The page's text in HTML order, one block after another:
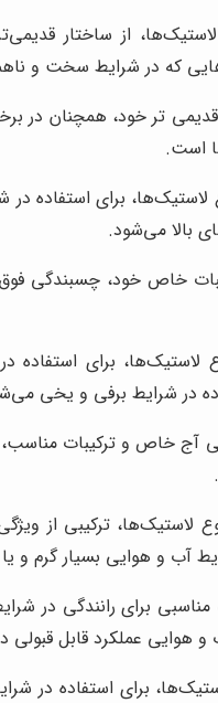
از ساختار
که در شرایط سخت و
تر خود، همچنان در
است.
لاستیک‌ها، برای استفاده
بالا می‌شود.
خاص خود، چسبندگی فوق
لاستیک‌ها، برای
در شرایط برفی و یخی
آج خاص و ترکیبات
لاستیک‌ها، ترکیبی از
آب و هوایی بسیار گرم و
برای رانندگی در
هوایی عملکرد قابل قبولی
برای استفاده در